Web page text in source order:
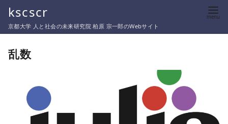
テ
kscscr
京都大学 人と社会の未来研究院 柏原 宗一郎のWebサイト
乱数